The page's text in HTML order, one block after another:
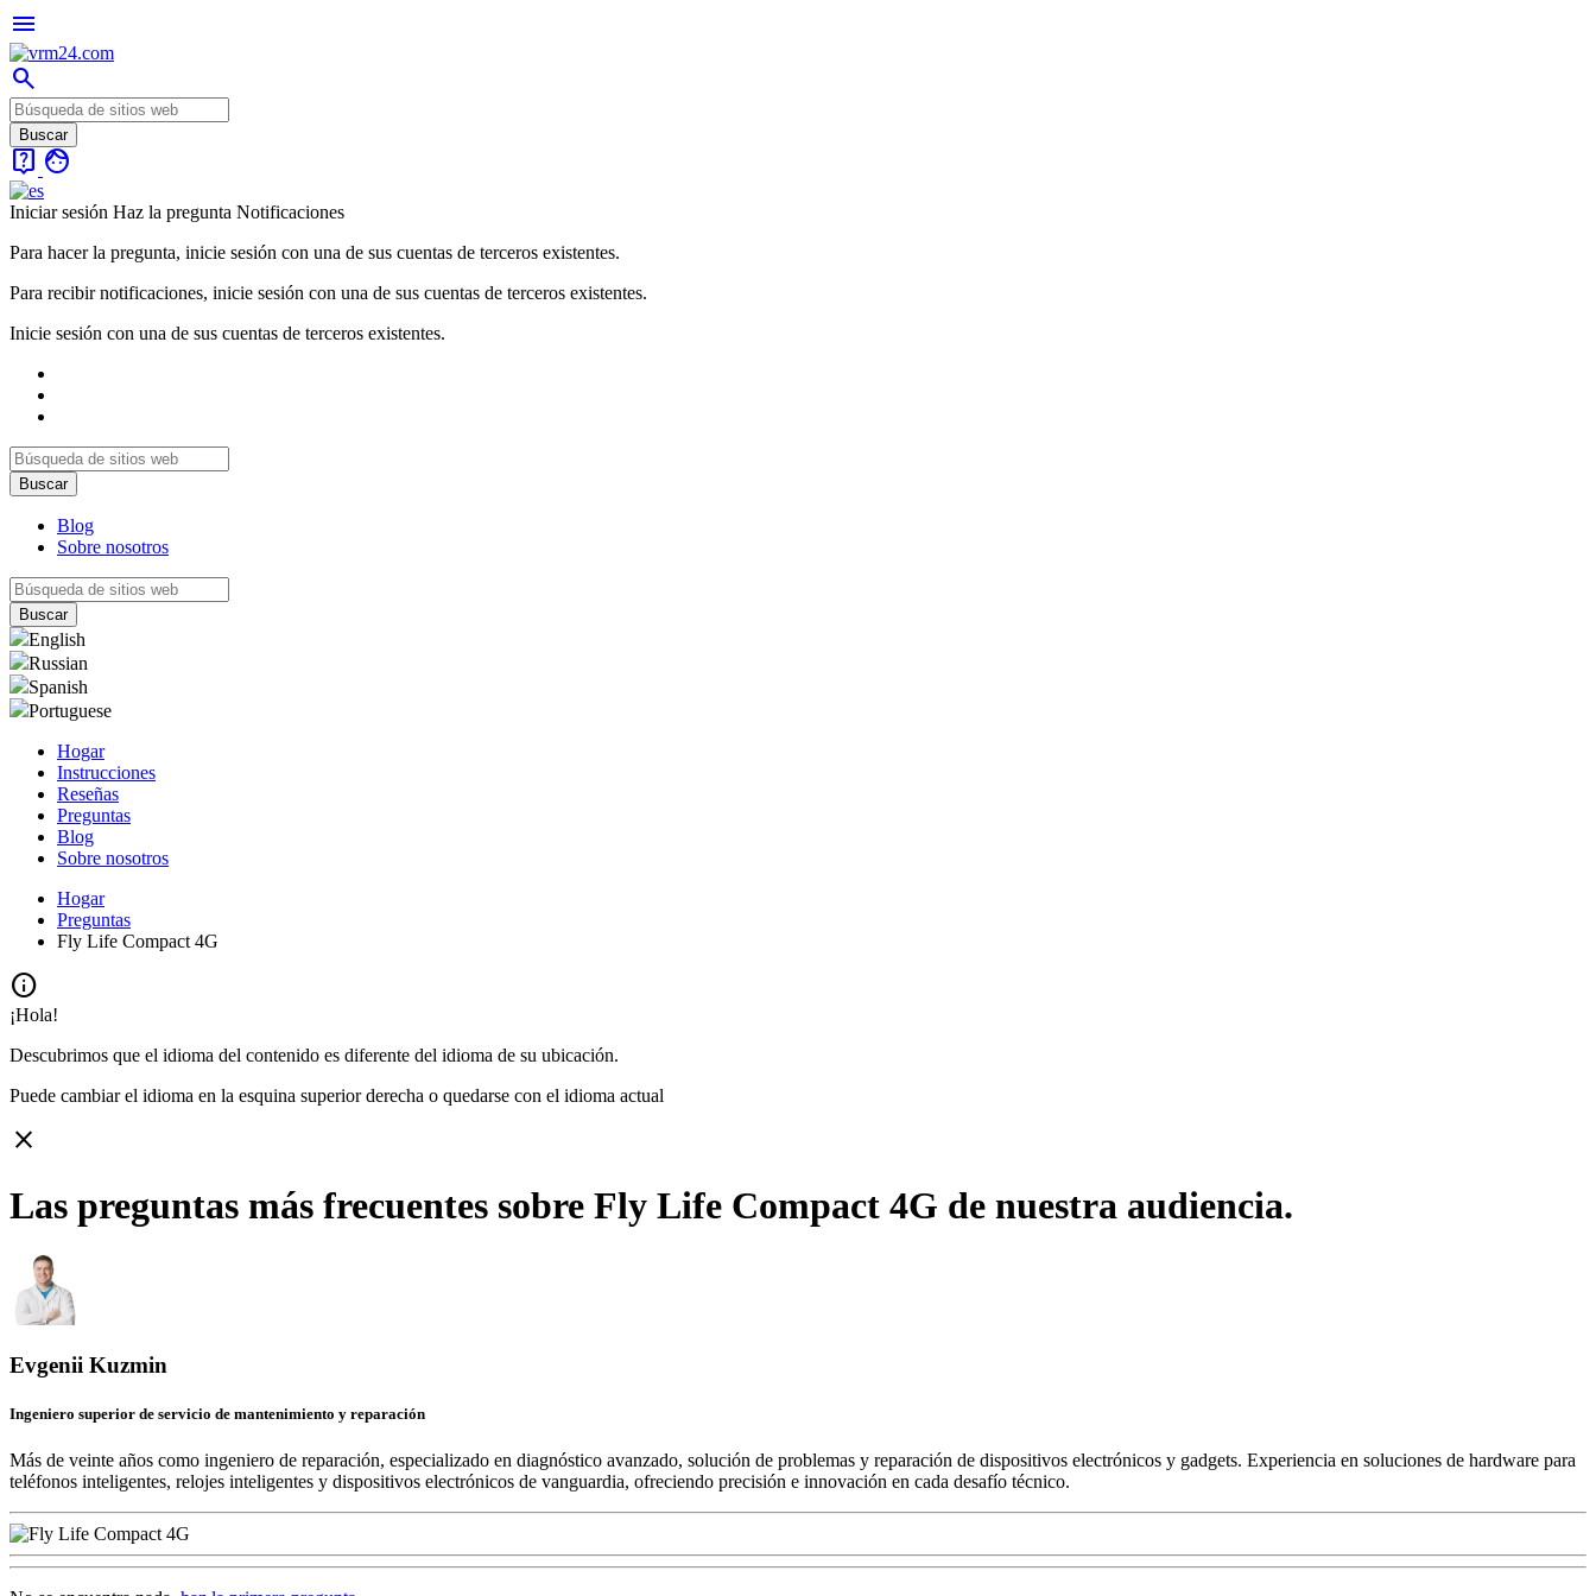
menu
search
live_help face
Iniciar sesión Haz la pregunta Notificaciones
Para hacer la pregunta, inicie sesión con una de sus cuentas de terceros existentes.
Para recibir notificaciones, inicie sesión con una de sus cuentas de terceros existentes.
Inicie sesión con una de sus cuentas de terceros existentes.
Blog
Sobre nosotros
English
Russian
Spanish
Portuguese
Hogar
Instrucciones
Reseñas
Preguntas
Blog
Sobre nosotros
Hogar
Preguntas
Fly Life Compact 4G
info
¡Hola!
Descubrimos que el idioma del contenido es diferente del idioma de su ubicación.
Puede cambiar el idioma en la esquina superior derecha o quedarse con el idioma actual
close
Las preguntas más frecuentes sobre Fly Life Compact 4G de nuestra audiencia.
Evgenii Kuzmin
Ingeniero superior de servicio de mantenimiento y reparación
Más de veinte años como ingeniero de reparación, especializado en diagnóstico avanzado, solución de problemas y reparación de dispositivos electrónicos y gadgets. Experiencia en soluciones de hardware para
teléfonos inteligentes, relojes inteligentes y dispositivos electrónicos de vanguardia, ofreciendo precisión e innovación en cada desafío técnico.